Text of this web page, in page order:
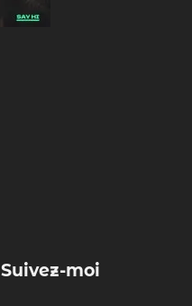
Suivez-moi